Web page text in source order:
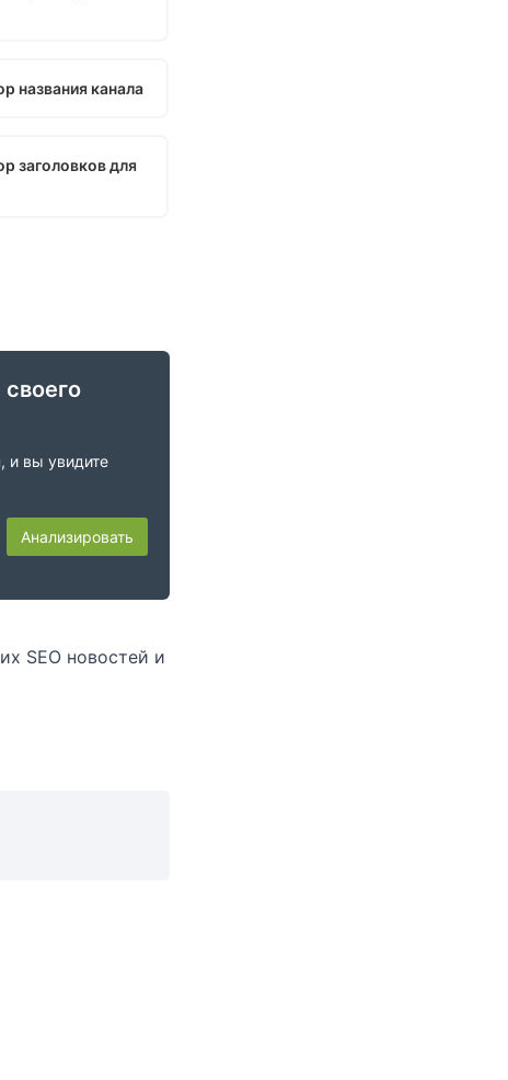
названия канала
заголовков для
и вы увидите
Анализировать
SEO новостей и